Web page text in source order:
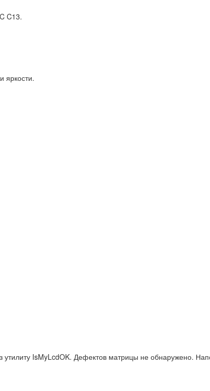
C13.
яркости.
IsMyLcdOK. Дефектов матрицы не обнаружено.